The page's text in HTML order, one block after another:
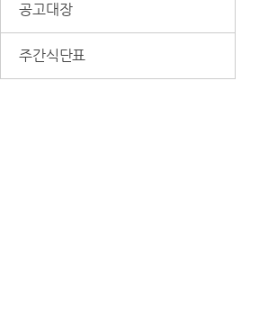
공고대장
주간식단표